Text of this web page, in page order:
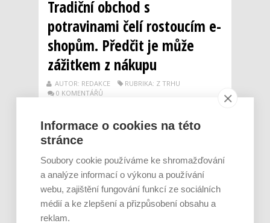
Tradiční obchod s
potravinami čelí rostoucím e-
shopům. Předčit je může
zážitkem z nákupu
AUTOR: REDAKCE
RUBRIKA: Z TRHU
0 KOMENTÁŘŮ
Informace o cookies na této
stránce
Soubory cookie používáme ke shromažďování
a analýze informací o výkonu a používání
webu, zajištění fungování funkcí ze sociálních
médií a ke zlepšení a přizpůsobení obsahu a
reklam.